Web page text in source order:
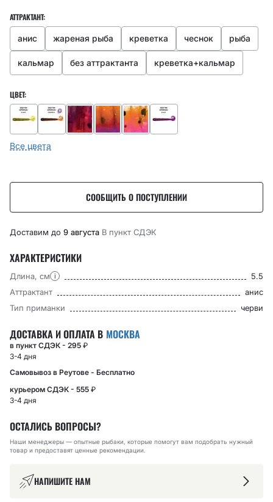
АТТРАКТАНТ:
анис жареная рыба креветка чеснок рыба
кальмар без аттрактанта креветка+кальмар
ЦВЕТ:
Все цвета
СООБЩИТЬ О ПОСТУПЛЕНИИ
Доставим до 9 августа В пункт CДЭК
ХАРАКТЕРИСТИКИ
Длина, см i
5.5
Аттрактант
анис
Тип приманки
черви
ДОСТАВКА И ОПЛАТА В МОСКВА
в пункт СДЭК - 295 ₽
3-4 дня
Самовывоз в Реутове - Бесплатно
курьером СДЭК - 555 ₽
3-4 дня
ОСТАЛИСЬ ВОПРОСЫ?
Наши менеджеры — опытные рыбаки, которые помогут вам подобрать нужный
товар и предоставят ценные рекомендации.
НАПИШИТЕ НАМ